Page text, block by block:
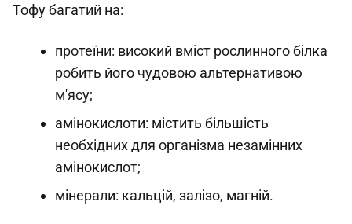
Тофу багатий на:
протеїни: високий вміст рослинного білка
робить його чудовою альтернативою
м'ясу;
амінокислоти: містить більшість
необхідних для організма незамінних
амінокислот;
мінерали: кальцій, залізо, магній.